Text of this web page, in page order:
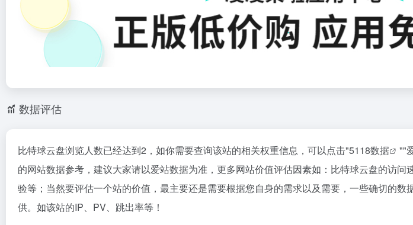
数据评估
比特球云盘浏览人数已经达到2，如你需要查询该站的相关权重信息，可以点击"5118数据 ""
的网站数据参考，建议大家请以爱站数据为准，更多网站价值评估因素如：比特球云盘的访
验等；当然要评估一个站的价值，最主要还是需要根据您自身的需求以及需要，一些确切的数
供。如该站的IP、PV、跳出率等！